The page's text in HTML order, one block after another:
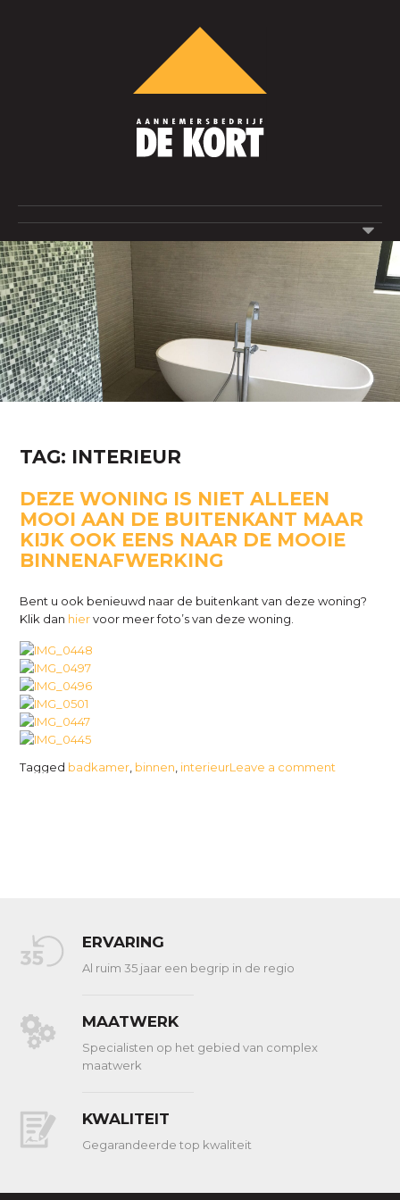
TAG: INTERIEUR
DEZE WONING IS NIET ALLEEN
MOOI AAN DE BUITENKANT MAAR
KIJK OOK EENS NAAR DE MOOIE
BINNENAFWERKING
Bent u ook benieuwd naar de buitenkant van deze woning?
Klik dan hiervoor meer foto’s van deze woning.
Tagged badkamer binnen interieurLeave a comment
ERVARING
Al ruim 35 jaar een begrip in de regio
MAATWERK
Specialisten op het gebied van complex
maatwerk
KWALITEIT
Gegarandeerde top kwaliteit